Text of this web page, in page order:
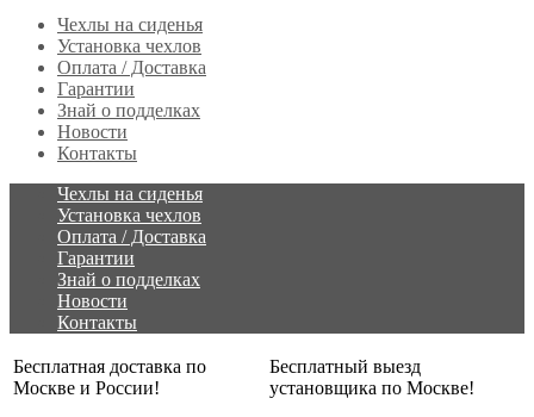
Чехлы на сиденья
Установка чехлов
Оплата / Доставка
Гарантии
Знай о подделках
Новости
Контакты
Чехлы на сиденья
Установка чехлов
Оплата / Доставка
Гарантии
Знай о подделках
Новости
Контакты
Бесплатная доставка по
Москве и России!
Бесплатный выезд
установщика по Москве!